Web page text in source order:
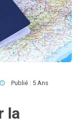
Publié : 5 Ans
la